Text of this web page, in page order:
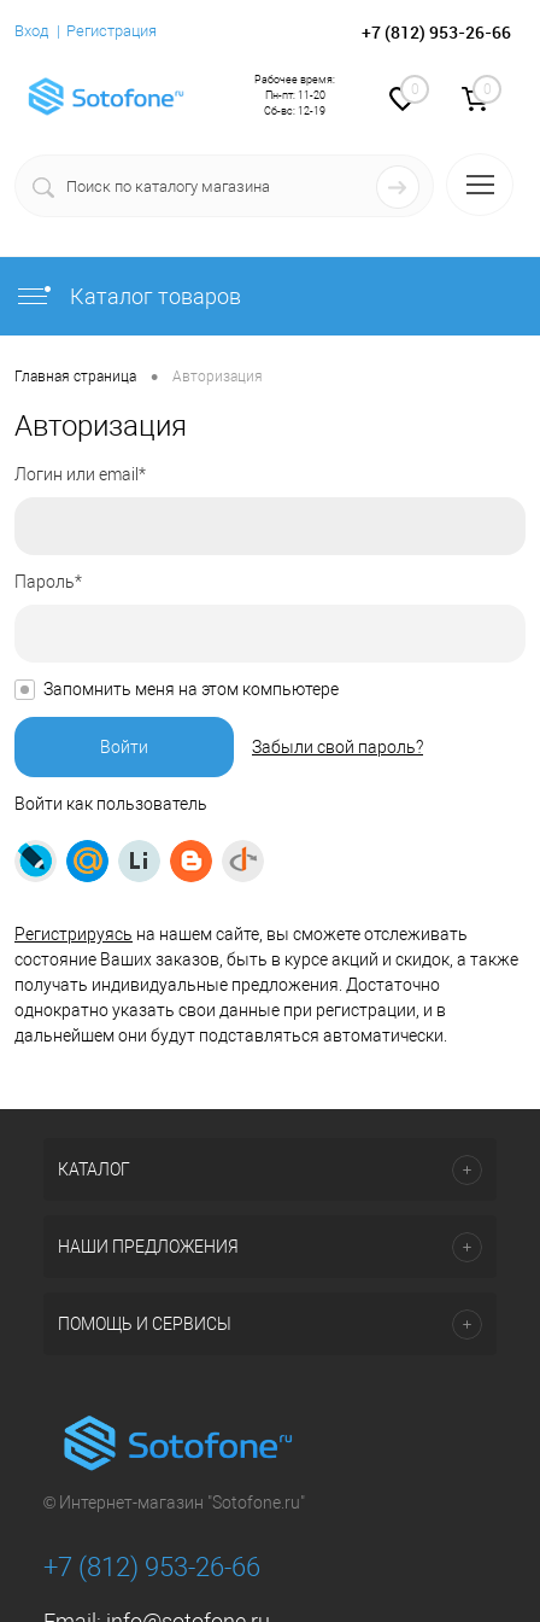
Вход Регистрация +7 (812) 953-26-66
0 0
Рабочее время:
Пн-пт: 11-20
Сб-вс: 12-19
Каталог товаров
Главная страница • Авторизация
Авторизация
Логин или email*
Пароль*
Запомнить меня на этом компьютере
Забыли свой пароль?
Войти как пользователь
Регистрируясь на нашем сайте, вы сможете отслеживать
состояние Ваших заказов, быть в курсе акций и скидок, а также
получать индивидуальные предложения. Достаточно
однократно указать свои данные при регистрации, и в
дальнейшем они будут подставляться автоматически.
КАТАЛОГ
НАШИ ПРЕДЛОЖЕНИЯ
ПОМОЩЬ И СЕРВИСЫ
© Интернет-магазин "Sotofone.ru"
+7 (812) 953-26-66